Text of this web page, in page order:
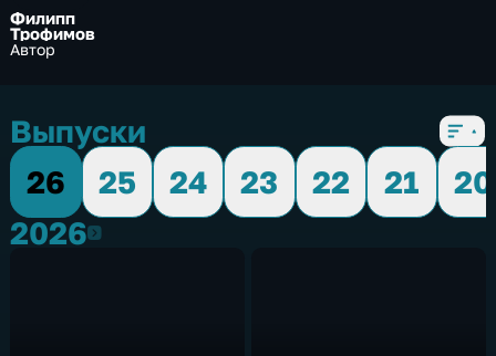
Филипп
Трофимов
Автор
Выпуски
26
25 24 23 22 21
20
20262026